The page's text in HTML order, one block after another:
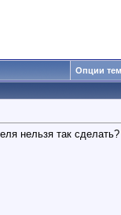
Опции
нельзя так сделать?